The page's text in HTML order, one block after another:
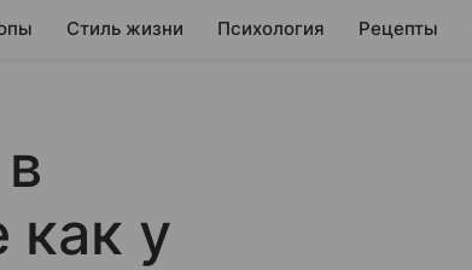
Стиль жизни Психология Рецепты
как у